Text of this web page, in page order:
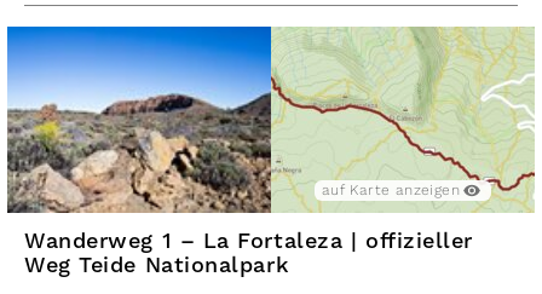
auf Karte anzeigen
Wanderweg 1 – La Fortaleza | offizieller
Weg Teide Nationalpark